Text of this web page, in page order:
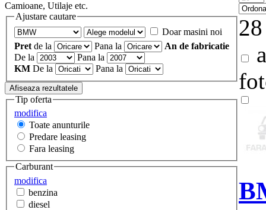
Camioane, Utilaje etc.
Ajustare cautare
Doar masini noi
Pret de la Pana la
An de fabricatie
De la
Pana la
KM De la Pana la
modifica
Tip oferta
Toate anunturile
Predare leasing
Fara leasing
modifica
Carburant
benzina
diesel